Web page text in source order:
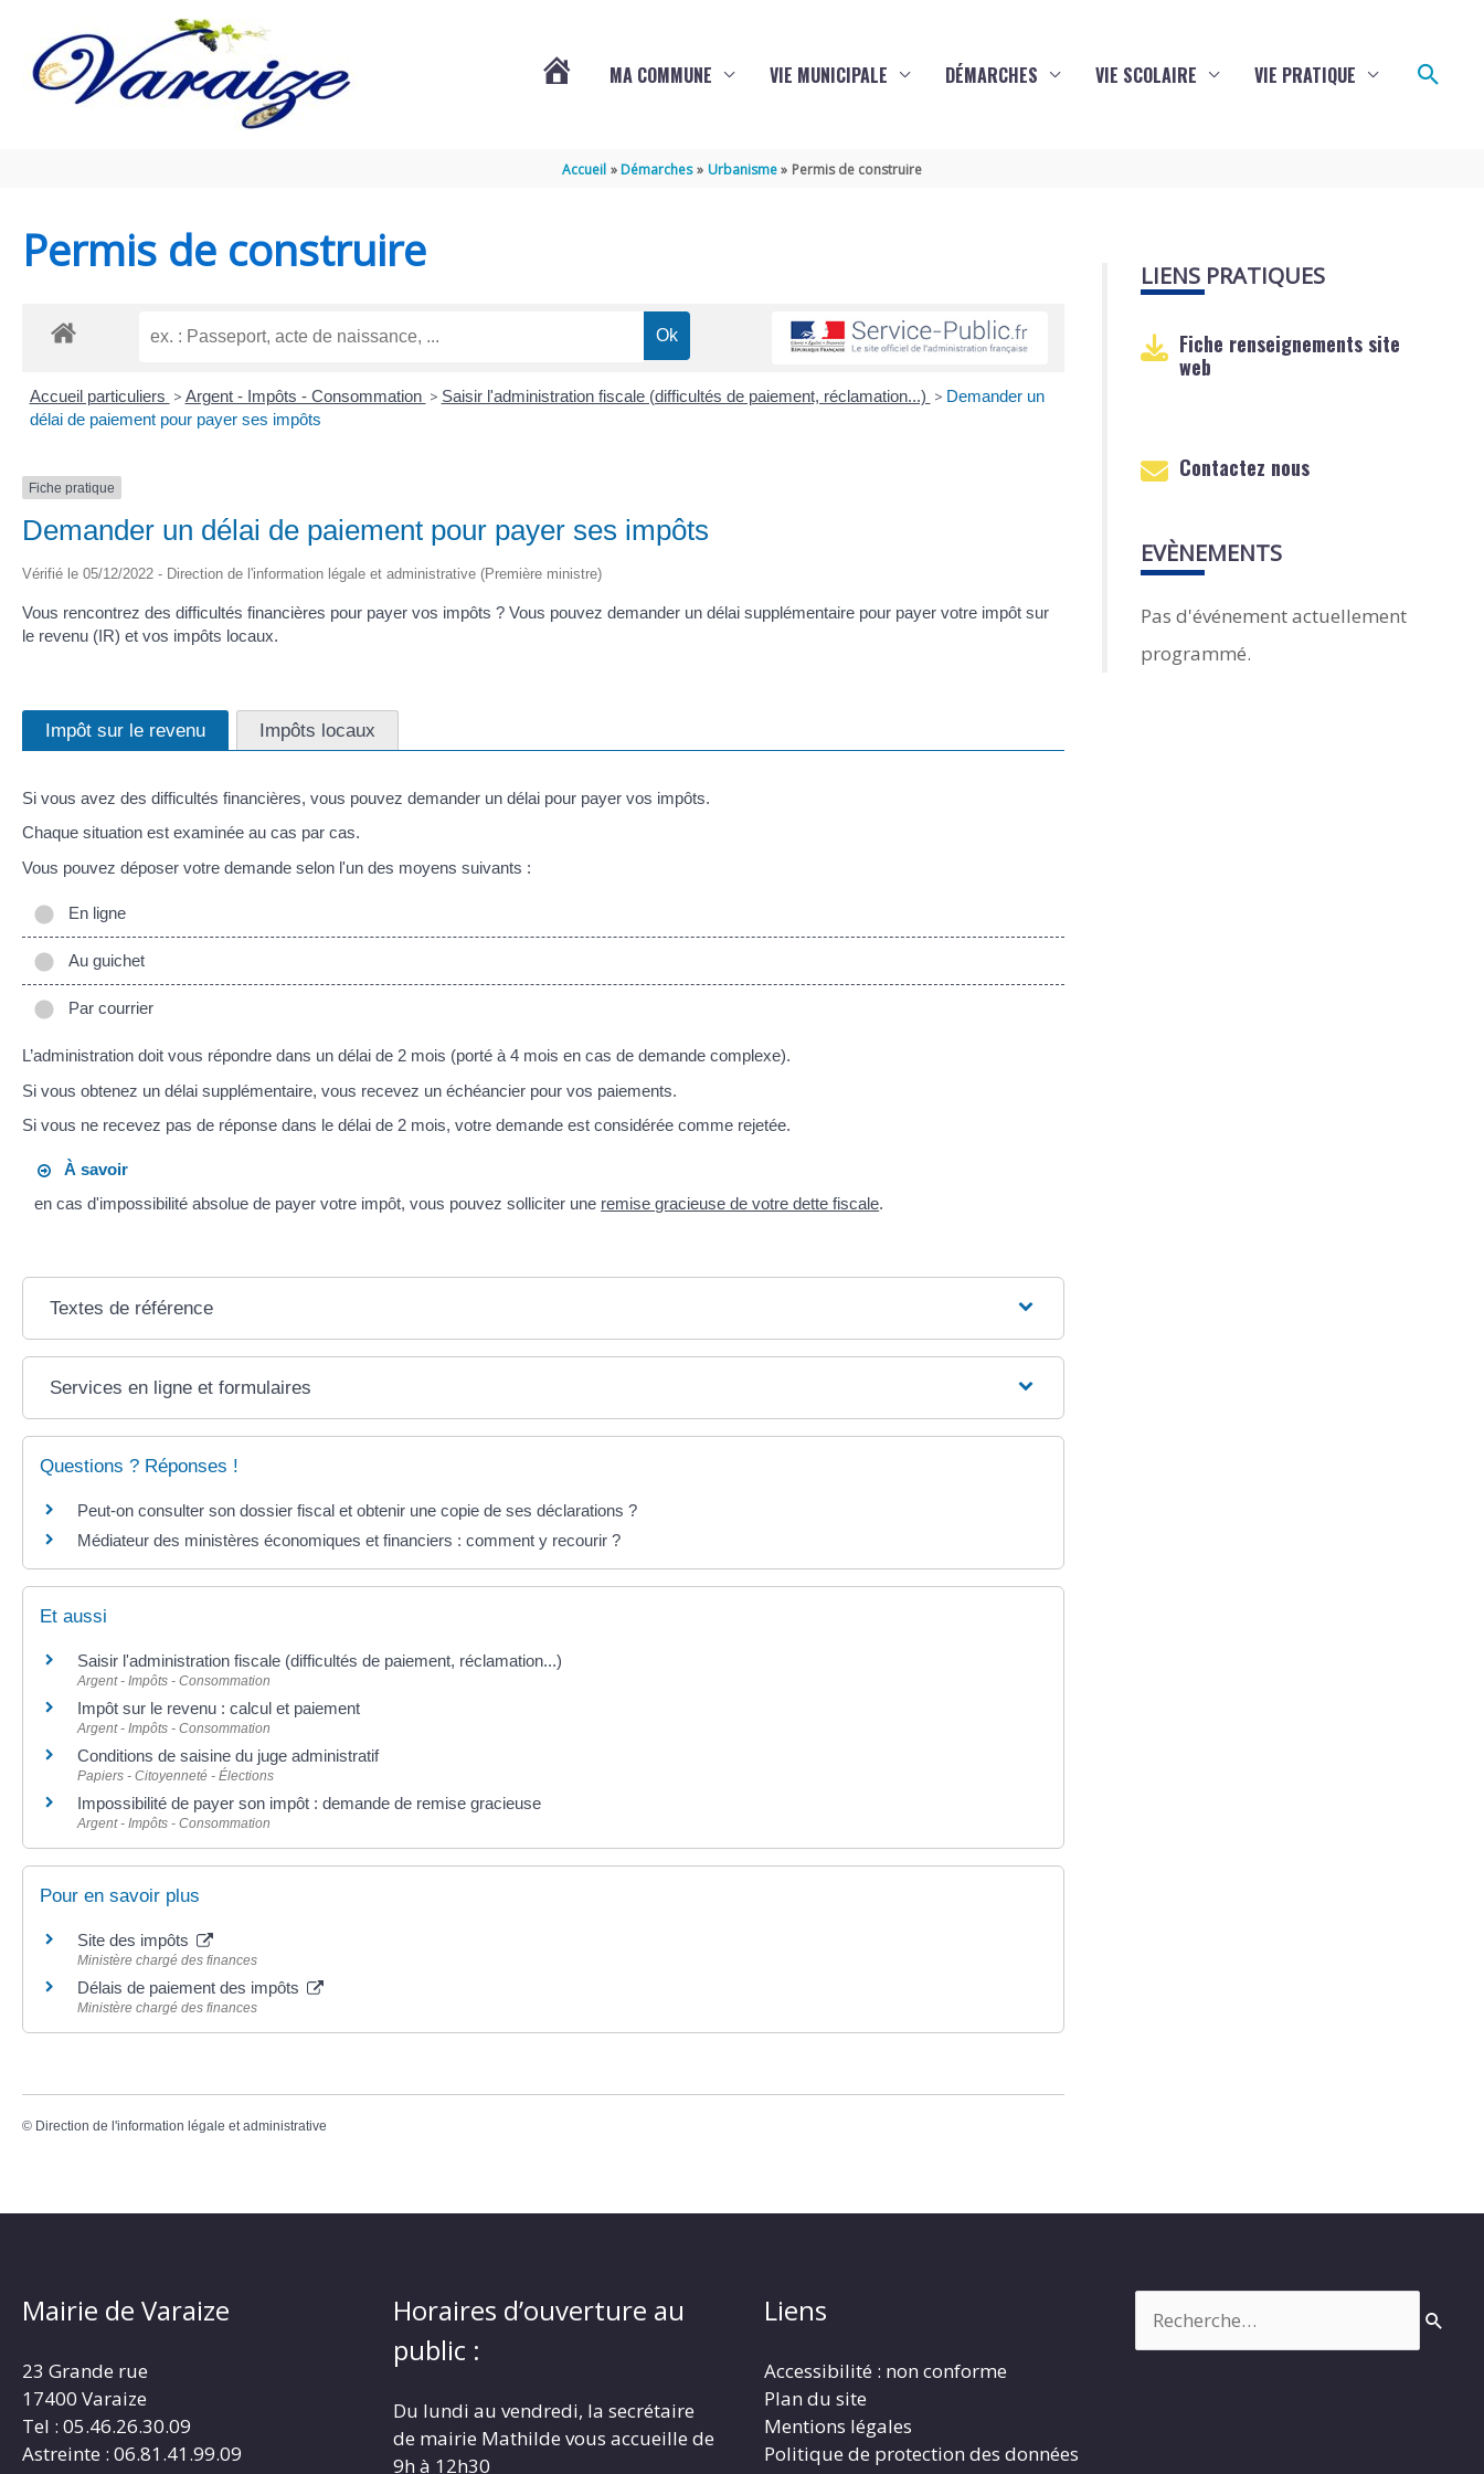
MA COMMUNE VIE MUNICIPALE DÉMARCHES VIE SCOLAIRE VIE PRATIQUE
Accueil Démarches Urbanisme Permis de construire
Permis de construire
Accueil particuliers > Argent - Impôts - Consommation > Saisir l'administration fiscale (difficultés de paiement, réclamation...) > Demander un
délai de paiement pour payer ses impôts
Fiche pratique
Demander un délai de paiement pour payer ses impôts
Vérifié le 05/12/2022 - Direction de l'information légale et administrative (Première ministre)
Vous rencontrez des difficultés financières pour payer vos impôts ? Vous pouvez demander un délai supplémentaire pour payer votre impôt sur
le revenu (IR) et vos impôts locaux.
Impôt sur le revenu Impôts locaux
Si vous avez des difficultés financières, vous pouvez demander un délai pour payer vos impôts.
Chaque situation est examinée au cas par cas.
Vous pouvez déposer votre demande selon l'un des moyens suivants :
En ligne
Au guichet
Par courrier
L’administration doit vous répondre dans un délai de 2 mois (porté à 4 mois en cas de demande complexe).
Si vous obtenez un délai supplémentaire, vous recevez un échéancier pour vos paiements.
Si vous ne recevez pas de réponse dans le délai de 2 mois, votre demande est considérée comme rejetée.
À savoir
en cas d'impossibilité absolue de payer votre impôt, vous pouvez solliciter une remise gracieuse de votre dette fiscale.
Textes de référence
Services en ligne et formulaires
Questions ? Réponses !
Peut-on consulter son dossier fiscal et obtenir une copie de ses déclarations ?
Médiateur des ministères économiques et financiers : comment y recourir ?
Et aussi
Saisir l'administration fiscale (difficultés de paiement, réclamation...)
Argent - Impôts - Consommation
Impôt sur le revenu : calcul et paiement
Argent - Impôts - Consommation
Conditions de saisine du juge administratif
Papiers - Citoyenneté - Élections
Impossibilité de payer son impôt : demande de remise gracieuse
Argent - Impôts - Consommation
Pour en savoir plus
Site des impôts
Ministère chargé des finances
Délais de paiement des impôts
Ministère chargé des finances
© Direction de l'information légale et administrative
LIENS PRATIQUES
Fiche renseignements site
web
Contactez nous
EVÈNEMENTS
Pas d'événement actuellement
programmé.
Mairie de Varaize
23 Grande rue
17400 Varaize
Tel : 05.46.26.30.09
Astreinte : 06.81.41.99.09
Horaires d’ouverture au
public :
Du lundi au vendredi, la secrétaire
de mairie Mathilde vous accueille de
9h à 12h30
Liens
Accessibilité : non conforme
Plan du site
Mentions légales
Politique de protection des données